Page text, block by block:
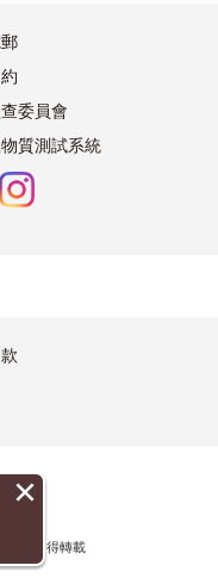
委員會
質測試系統
有 不得轉載